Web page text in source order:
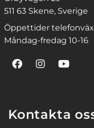
511 63 Skene, Sverige
Öppettider
Måndag-fredag 10-16
Kontakta